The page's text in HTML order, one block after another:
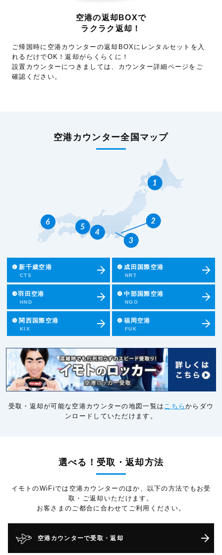
空港の返却BOXで
ラクラク返却！
ご帰国時に空港カウンターの返却BOXにレンタルセットを入
れるだけでOK！返却がらくらくに！
設置カウンターにつきましては、カウンター詳細ページをご
確認ください。
空港カウンター全国マップ
❶ 新千歳空港
CTS
❷ 成田国際空港
NRT
❸羽田空港
HND
❹ 中部国際空港
NGO
❺ 関西国際空港
KIX
❻ 福岡空港
FUK
受取・返却が可能な空港カウンターの地図一覧は こちらからダウ
ンロードしていただけます。
選べる！受取・返却方法
イモトのWiFiでは空港カウンターのほか、以下の方法でもお受
取・ご返却いただけます。
お客さまのご都合に合わせてご利用ください。
空港カウンターで受取・返却